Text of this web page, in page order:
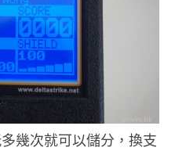
幾次就可以儲分，換支